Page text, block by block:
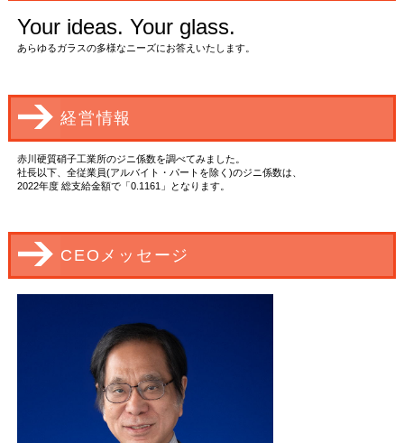
Your ideas. Your glass.
あらゆるガラスの多様なニーズにお答えいたします。
経営情報
赤川硬質硝子工業所のジニ係数を調べてみました。
社長以下、全従業員(アルバイト・パートを除く)のジニ係数は、
2022年度 総支給金額で「0.1161」となります。
CEOメッセージ